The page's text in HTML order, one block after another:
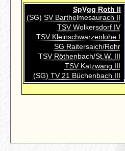
SpVgg Roth II
(SG) SV Barthelmesaurach II
TSV Wolkersdorf IV
TSV Kleinschwarzenlohe I
SG Raitersaich/Rohr
TSV Röthenbach/St.W. III
TSV Katzwang III
(SG) TV 21 Büchenbach III